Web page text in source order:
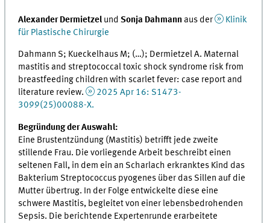
Alexander DermietzelundSonja Dahmann aus der
Klinik
für Plastische Chirurgie
Dahmann S; Kueckelhaus M; (…); Dermietzel A. Maternal
mastitis and streptococcal toxic shock syndrome risk from
breastfeeding children with scarlet fever: case report and
literature review.
2025 Apr 16: S1473-
3099(25)00088-X.
Begründung der Auswahl:
Eine Brustentzündung (Mastitis) betrifft jede zweite
stillende Frau. Die vorliegende Arbeit beschreibt einen
seltenen Fall, in dem ein an Scharlach erkranktes Kind das
Bakterium Streptococcus pyogenes über das Sillen auf die
Mutter übertrug. In der Folge entwickelte diese eine
schwere Mastitis, begleitet von einer lebensbedrohenden
Sepsis. Die berichtende Expertenrunde erarbeitete